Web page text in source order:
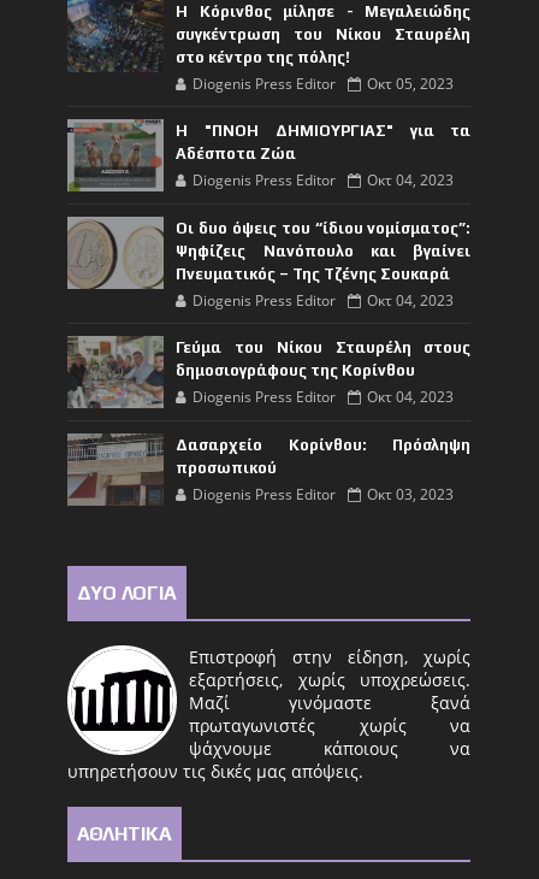
Η Κόρινθος μίλησε - Μεγαλειώδης
συγκέντρωση του Νίκου Σταυρέλη
στο κέντρο της πόλης!
Diogenis Press Editor Οκτ 05, 2023
Η "ΠΝΟΗ ΔΗΜΙΟΥΡΓΙΑΣ" για τα
Αδέσποτα Ζώα
Diogenis Press Editor Οκτ 04, 2023
Οι δυο όψεις του “ίδιου νομίσματος”:
Ψηφίζεις Νανόπουλο και βγαίνει
Πνευματικός – Της Τζένης Σουκαρά
Diogenis Press Editor Οκτ 04, 2023
Γεύμα του Νίκου Σταυρέλη στους
δημοσιογράφους της Κορίνθου
Diogenis Press Editor Οκτ 04, 2023
Δασαρχείο Κορίνθου: Πρόσληψη
προσωπικού
Diogenis Press Editor Οκτ 03, 2023
ΔΥΟ ΛΟΓΙΑ
Επιστροφή στην είδηση, χωρίς
εξαρτήσεις, χωρίς υποχρεώσεις.
Μαζί γινόμαστε ξανά
πρωταγωνιστές χωρίς να
ψάχνουμε κάποιους να
υπηρετήσουν τις δικές μας απόψεις.
ΑΘΛΗΤΙΚΑ